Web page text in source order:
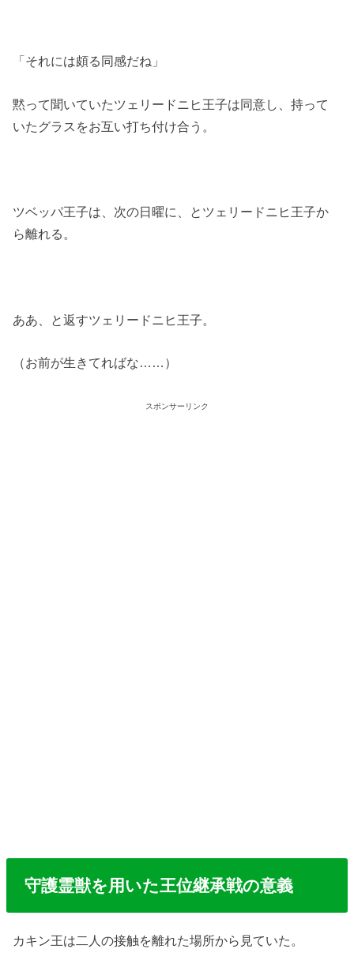
「それには頗る同感だね」
黙って聞いていたツェリードニヒ王子は同意し、持って
いたグラスをお互い打ち付け合う。
ツベッパ王子は、次の日曜に、とツェリードニヒ王子か
ら離れる。
ああ、と返すツェリードニヒ王子。
（お前が生きてればな……）
スポンサーリンク
守護霊獣を用いた王位継承戦の意義
カキン王は二人の接触を離れた場所から見ていた。